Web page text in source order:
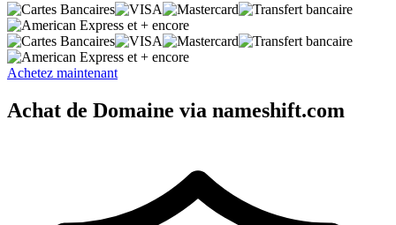
et + encore
et + encore
Achetez maintenant
Achat de Domaine via nameshift.com